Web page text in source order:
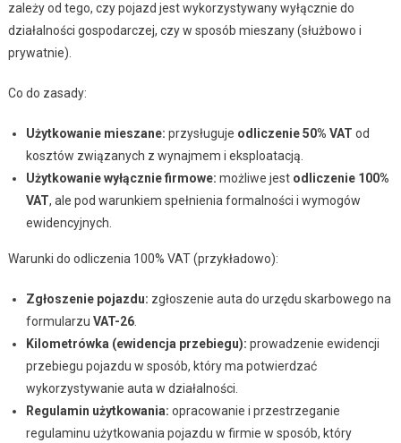
zależy od tego, czy pojazd jest wykorzystywany wyłącznie do
działalności gospodarczej, czy w sposób mieszany (służbowo i
prywatnie).
Co do zasady:
Użytkowanie mieszane: przysługuje odliczenie 50% VAT od
kosztów związanych z wynajmem i eksploatacją.
Użytkowanie wyłącznie firmowe: możliwe jest odliczenie 100%
VAT, ale pod warunkiem spełnienia formalności i wymogów
ewidencyjnych.
Warunki do odliczenia 100% VAT (przykładowo):
Zgłoszenie pojazdu: zgłoszenie auta do urzędu skarbowego na
formularzu VAT-26.
Kilometrówka (ewidencja przebiegu): prowadzenie ewidencji
przebiegu pojazdu w sposób, który ma potwierdzać
wykorzystywanie auta w działalności.
Regulamin użytkowania: opracowanie i przestrzeganie
regulaminu użytkowania pojazdu w firmie w sposób, który